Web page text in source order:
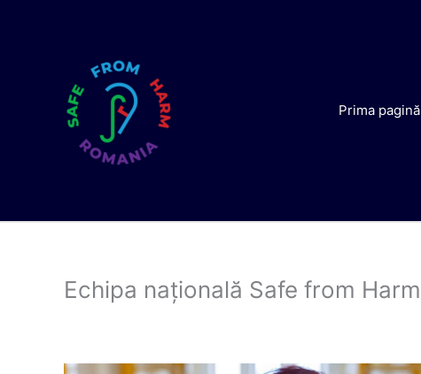
Prima pagină
Echipa națională Safe from Harm